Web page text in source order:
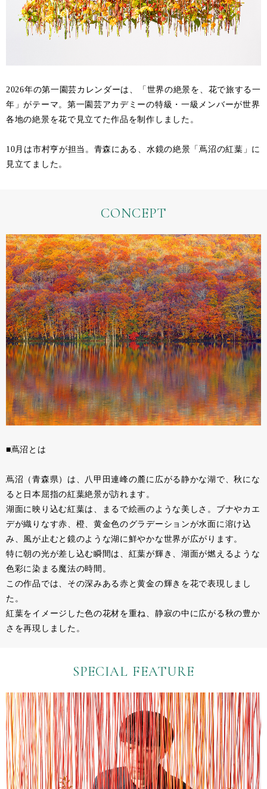
2026年の第一園芸カレンダーは、「世界の絶景を、花で旅する一
年」がテーマ。第一園芸アカデミーの特級・一級メンバーが世界
各地の絶景を花で見立てた作品を制作しました。
10月は市村亨が担当。青森にある、水鏡の絶景「蔦沼の紅葉」に
見立てました。
CONCEPT
■蔦沼とは
蔦沼（青森県）は、八甲田連峰の麓に広がる静かな湖で、秋にな
ると日本屈指の紅葉絶景が訪れます。
湖面に映り込む紅葉は、まるで絵画のような美しさ。ブナやカエ
デが織りなす赤、橙、黄金色のグラデーションが水面に溶け込
み、風が止むと鏡のような湖に鮮やかな世界が広がります。
特に朝の光が差し込む瞬間は、紅葉が輝き、湖面が燃えるような
色彩に染まる魔法の時間。
この作品では、その深みある赤と黄金の輝きを花で表現しまし
た。
紅葉をイメージした色の花材を重ね、静寂の中に広がる秋の豊か
さを再現しました。
SPECIAL FEATURE